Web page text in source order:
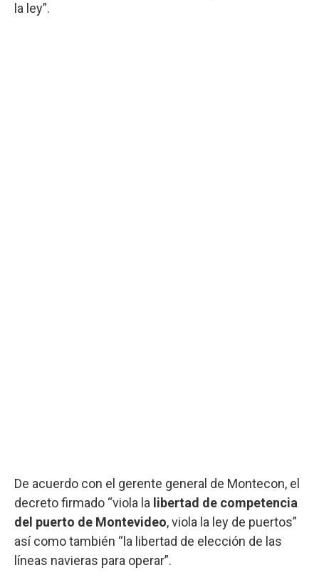
la ley”.
De acuerdo con el gerente general de Montecon, el
decreto firmado “viola la libertad de competencia
del puerto de Montevideo, viola la ley de puertos”
así como también “la libertad de elección de las
líneas navieras para operar”.